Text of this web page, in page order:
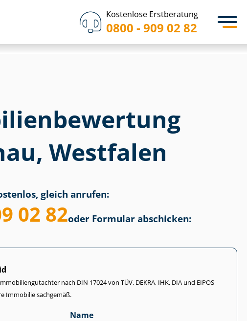
Kostenlose Erstberatung
0800 - 909 02 82
Westfalen
gleich anrufen:
02 82oder Formular abschicken:
nach DIN 17024 von TÜV, DEKRA, IHK, DIA und EIPOS
Immobilie sachgemäß.
Name